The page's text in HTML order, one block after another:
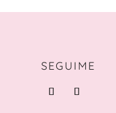
SEGUIME